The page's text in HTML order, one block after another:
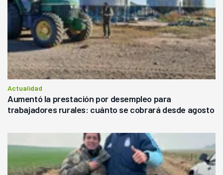
Actualidad
Aumentó la prestación por desempleo para
trabajadores rurales: cuánto se cobrará desde agosto